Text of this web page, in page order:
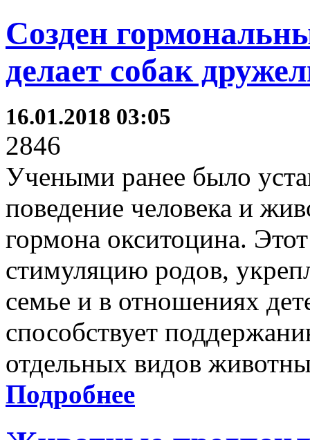
Созден
делает собак
16.01.2018 03:05
2846
Учеными ранее было
поведение человека и
гормона окситоцина.
стимуляцию родов,
семье и в отношениях
способствует
отдельных видов
Подробнее